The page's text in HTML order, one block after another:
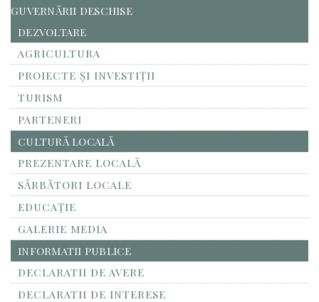
GUVERNĂRII DESCHISE
DEZVOLTARE
AGRICULTURA
PROIECTE ȘI INVESTIȚII
TURISM
PARTENERI
CULTURĂ LOCALĂ
PREZENTARE LOCALĂ
SĂRBĂTORI LOCALE
EDUCAȚIE
GALERIE MEDIA
INFORMATII PUBLICE
DECLARATII DE AVERE
DECLARATII DE INTERESE